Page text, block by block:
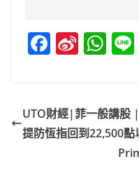
F
a
e
b
Si
n
W
ei
W
h
s
A
p
UTO財經|菲一般講股
提防恆指回到22,500